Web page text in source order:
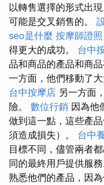
以轉售選擇的形式出現
可能是交叉銷售的。
seo是什麼 按摩師證照
得更大的成功。 台中
品和商品的產品和商
一方面，他們移動了
台中按摩店 另一方面
險。 數位行銷 因為他
做到這一點，這些產
須造成損失）。 台中
目標不同，儘管兩者
同的最終用戶提供服務
熟悉他們的產品，因